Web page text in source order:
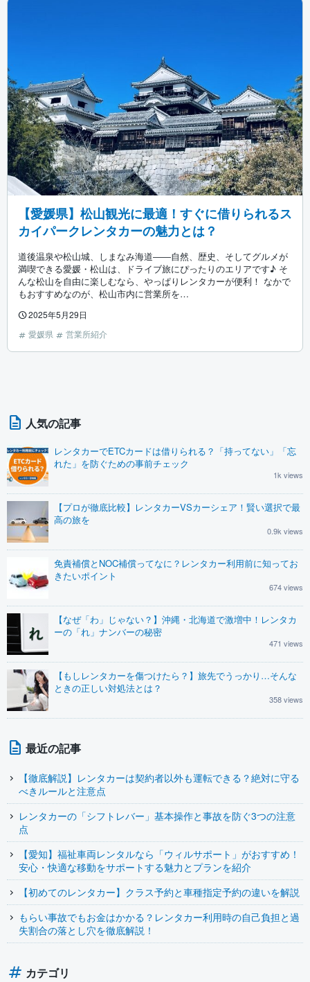
【愛媛県】松山観光に最適！すぐに借りられるス
カイパークレンタカーの魅力とは？
道後温泉や松山城、しまなみ海道――自然、歴史、そしてグルメが
満喫できる愛媛・松山は、ドライブ旅にぴったりのエリアです♪ そ
んな松山を自由に楽しむなら、やっぱりレンタカーが便利！ なかで
もおすすめなのが、松山市内に営業所を…
2025年5月29日
愛媛県
営業所紹介
人気の記事
レンタカーでETCカードは借りられる？「持ってない」「忘
れた」を防ぐための事前チェック
1k views
【プロが徹底比較】レンタカーVSカーシェア！賢い選択で最
高の旅を
0.9k views
免責補償とNOC補償ってなに？レンタカー利用前に知ってお
きたいポイント
674 views
【なぜ「わ」じゃない？】沖縄・北海道で激増中！レンタカ
ーの「れ」ナンバーの秘密
471 views
【もしレンタカーを傷つけたら？】旅先でうっかり…そんな
ときの正しい対処法とは？
358 views
最近の記事
【徹底解説】レンタカーは契約者以外も運転できる？絶対に守る
べきルールと注意点
レンタカーの「シフトレバー」基本操作と事故を防ぐ3つの注意
点
【愛知】福祉車両レンタルなら「ウィルサポート」がおすすめ！
安心・快適な移動をサポートする魅力とプランを紹介
【初めてのレンタカー】クラス予約と車種指定予約の違いを解説
もらい事故でもお金はかかる？レンタカー利用時の自己負担と過
失割合の落とし穴を徹底解説！
カテゴリ